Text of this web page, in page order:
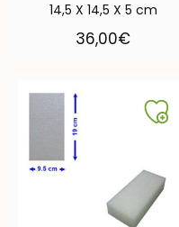
14,5 X 14,5 X 5 cm
36,00€